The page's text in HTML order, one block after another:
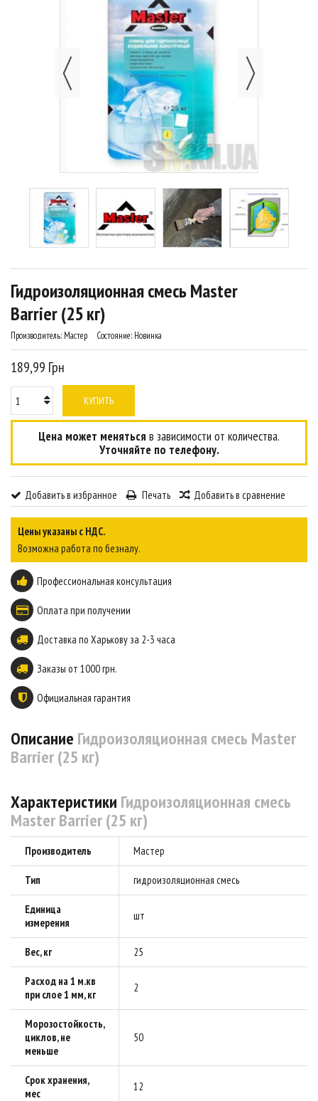
Гидроизоляционная смесь Master
Barrier (25 кг)
Производитель: Мастер Состояние: Новинка
189,99 Грн
КУПИТЬ
Цена может меняться в зависимости от количества.
Уточняйте по телефону.
Добавить в избранное Печать Добавить в сравнение
Цены указаны с НДС.
Возможна работа по безналу.
Профессиональная консультация
Оплата при получении
Доставка по Харькову за 2-3 часа
Заказы от 1000 грн.
Официальная гарантия
Описание Гидроизоляционная смесь Master
Barrier (25 кг)
Характеристики Гидроизоляционная смесь
Master Barrier (25 кг)
Производитель Мастер
Тип гидроизоляционная смесь
Единица
измерения
шт
Вес, кг 25
Расход на 1 м.кв
при слое 1 мм, кг
2
Морозостойкость,
циклов, не
меньше
50
Срок хранения,
мес
12